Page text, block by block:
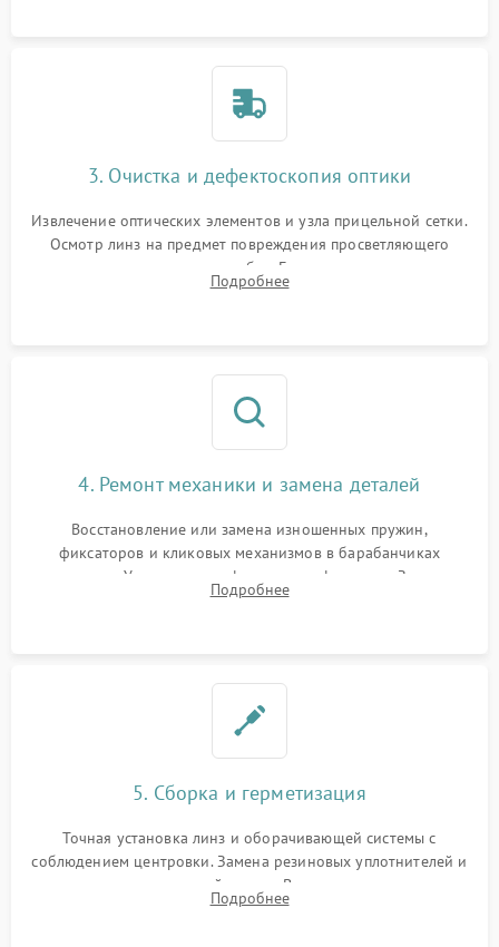
3. Очистка и дефектоскопия оптики
Извлечение оптических элементов и узла прицельной сетки.
Осмотр линз на предмет повреждения просветляющего
покрытия или появления грибка. Бережная очистка стекол
спецрастворами. Проверка целостности гравированной
Подробнее
4. Ремонт механики и замена деталей
Восстановление или замена изношенных пружин,
фиксаторов и кликовых механизмов в барабанчиках
поправок. Устранение люфтов в трансфокаторе. Замена
поврежденных линз, разбитой сетки или восстановление
Подробнее
5. Сборка и герметизация
Точная установка линз и оборачивающей системы с
соблюдением центровки. Замена резиновых уплотнителей и
нанесение влагозащитной смазки. Вакуумирование корпуса
и заполнение его осушенным азотом или аргоном для
Подробнее